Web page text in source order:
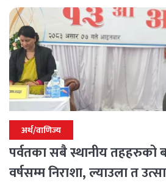
अर्थ/वाणिज्य
पर्वतका सबै स्थानीय तहहरुको
वर्षसम्म निराशा, ल्याउला त